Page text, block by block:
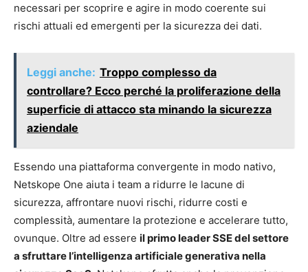
necessari per scoprire e agire in modo coerente sui
rischi attuali ed emergenti per la sicurezza dei dati.
Leggi anche: Troppo complesso da
controllare? Ecco perché la proliferazione della
superficie di attacco sta minando la sicurezza
aziendale
Essendo una piattaforma convergente in modo nativo,
Netskope One aiuta i team a ridurre le lacune di
sicurezza, affrontare nuovi rischi, ridurre costi e
complessità, aumentare la protezione e accelerare tutto,
ovunque. Oltre ad essere il primo leader SSE del settore
a sfruttare l’intelligenza artificiale generativa nella